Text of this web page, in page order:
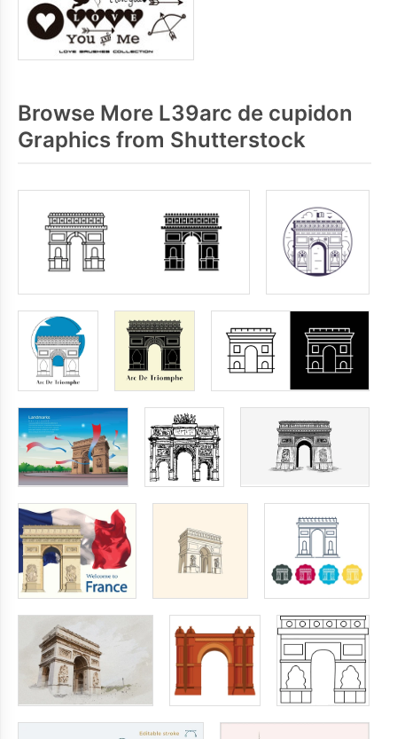
Browse More L39arc de cupidon
Graphics from Shutterstock